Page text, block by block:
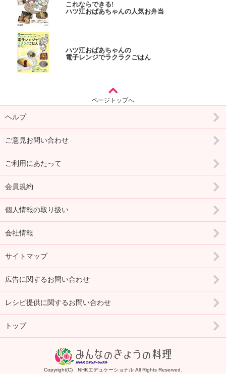
これならできる!
ハツ江おばあちゃんの人気お弁当
ハツ江おばあちゃんの
電子レンジでラクラクごはん
ページトップへ
ヘルプ
ご意見お問い合わせ
ご利用にあたって
会員規約
個人情報の取り扱い
会社情報
サイトマップ
広告に関するお問い合わせ
レシピ提供に関するお問い合わせ
トップ
Copyright(C) NHKエデュケーショナル All Rights Reserved.